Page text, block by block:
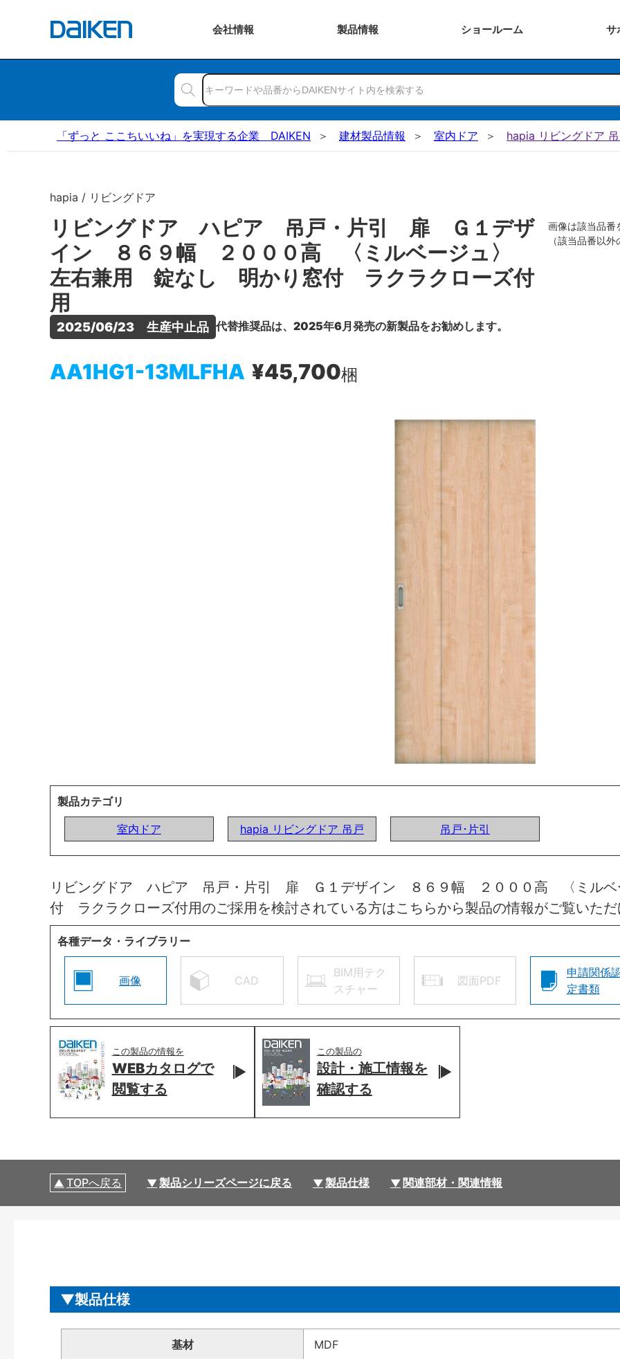
会社情報 製品情報 ショールーム サ
「ずっと ここちいいね」を実現する企業 DAIKEN 建材製品情報 室内ドア hapia リビングドア
hapia / リビングドア
リビングドア ハピア 吊戸・片引 扉 Ｇ１デザ
イン ８６９幅 ２０００高 〈ミルベージュ〉
左右兼用 錠なし 明かり窓付 ラクラクローズ付
用
2025/06/23　生産中止品 代替推奨品は、2025年6月発売の新製品をお勧めします。
AA1HG1-13MLFHA ¥45,700梱
画像は該当品番
（該当品番以
製品カテゴリ
室内ドア
hapia リビングドア 吊戸 吊戸･片引
リビングドア ハピア 吊戸・片引 扉 Ｇ１デザイン ８６９幅 ２０００高 〈ミル
付 ラクラクローズ付用のご採用を検討されている方はこちらから製品の情報がご覧いただ
各種データ・ライブラリー
画像 CAD
BIM用テク
スチャー
図面PDF
申請関係
定書類
この製品の情報を
WEBカタログで
閲覧する
この製品の
設計・施工情報を
確認する
TOPへ戻る 製品シリーズページに戻る 製品仕様 関連部材・関連情報
製品仕様
基材 MDF